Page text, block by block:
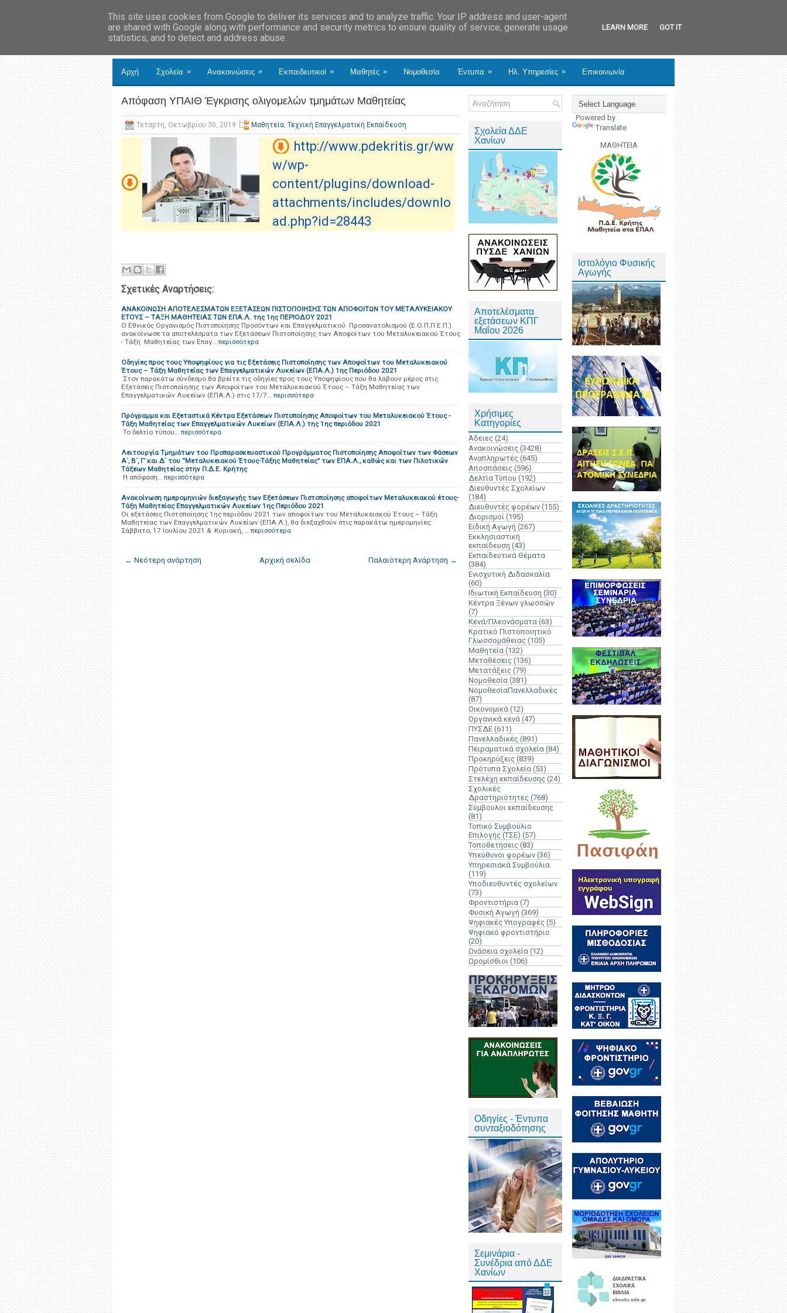
Αρχή Σχολεία » Ανακοινώσεις » Εκπαιδευτικοί » Μαθητές » Νομοθεσία Έντυπα » Ηλ. Υπηρεσίες » Επικοινωνία
Απόφαση ΥΠΑΙΘ Έγκρισης ολιγομελών τμημάτων Μαθητείας
Τετάρτη, Οκτωβρίου 30, 2019 Μαθητεία, Τεχνική Επαγγελματική Εκπαίδευση
http://www.pdekritis.gr/ww
w/wp-
content/plugins/download-
attachments/includes/downlo
ad.php?id=28443
Σχετικές Αναρτήσεις:
ΑΝΑΚΟΙΝΩΣΗ ΑΠΟΤΕΛΕΣΜΑΤΩΝ ΕΞΕΤΑΣΕΩΝ ΠΙΣΤΟΠΟΙΗΣΗΣ ΤΩΝ ΑΠΟΦΟΙΤΩΝ ΤΟΥ ΜΕΤΑΛΥΚΕΙΑΚΟΥ
ΕΤΟΥΣ – ΤΑΞΗ ΜΑΘΗΤΕΙΑΣ ΤΩΝ ΕΠΑ.Λ. της 1ης ΠΕΡΙΟΔΟΥ 2021
Ο Εθνικός Οργανισμός Πιστοποίησης Προσόντων και Επαγγελματικού Προσανατολισμού (Ε.Ο.Π.Π.Ε.Π.)
ανακοίνωσε τα αποτελέσματα των Εξετάσεων Πιστοποίησης των Αποφοίτων του Μεταλυκειακού Έτους
- Τάξη Μαθητείας των Επαγ… περισσότερα
Οδηγίες προς τους Υποψηφίους για τις Εξετάσεις Πιστοποίησης των Αποφοίτων του Μεταλυκειακού
Έτους – Τάξη Μαθητείας των Επαγγελματικών Λυκείων (ΕΠΑ.Λ.) 1ης Περιόδου 2021
Στον παρακάτω σύνδεσμο θα βρείτε τις οδηγίες προς τους Υποψηφίους που θα λάβουν μέρος στις
Εξετάσεις Πιστοποίησης των Αποφοίτων του Μεταλυκειακού Έτους – Τάξη Μαθητείας των
Επαγγελματικών Λυκείων (ΕΠΑ.Λ.) στις 17/7… περισσότερα
Πρόγραμμα και Εξεταστικά Κέντρα Εξετάσεων Πιστοποίησης Αποφοίτων του Μεταλυκειακού Έτους -
Τάξη Μαθητείας των Επαγγελματικών Λυκείων (ΕΠΑ.Λ.) της 1ης περιόδου 2021
Το δελτίο τύπου… περισσότερα
Λειτουργία Τμημάτων του Προπαρασκευαστικού Προγράμματος Πιστοποίησης Αποφοίτων των Φάσεων
A΄, Β΄, Γ’ και Δ΄ του “Μεταλυκειακού Έτους-Τάξης Μαθητείας” των ΕΠΑ.Λ., καθώς και των Πιλοτικών
Τάξεων Μαθητείας στην Π.Δ.Ε. Κρήτης
H απόφαση… περισσότερα
Ανακοίνωση ημερομηνιών διεξαγωγής των Εξετάσεων Πιστοποίησης αποφοίτων Μεταλυκειακού έτους-
Τάξη Μαθητείας Επαγγελματικών Λυκείων 1ης Περιόδου 2021
Οι εξετάσεις Πιστοποίησης 1ης περιόδου 2021 των αποφοίτων του Μεταλυκειακού Έτους – Τάξη
Μαθητείας των Επαγγελματικών Λυκείων (ΕΠΑ.Λ.), θα διεξαχθούν στις παρακάτω ημερομηνίες:
Σάββατο, 17 Ιουλίου 2021 & Κυριακή, … περισσότερα
← Νεότερη ανάρτηση Παλαιότερη Ανάρτηση →
Αρχική σελίδα
Σχολεία ΔΔΕ
Χανίων
Αποτελέσματα
εξετάσεων ΚΠΓ
Μαΐου 2026
Χρήσιμες
Κατηγορίες
Άδειες (24)
Ανακοινώσεις (3428)
Αναπληρωτές (645)
Αποσπάσεις (596)
Δελτία Τύπου (192)
Διευθυντές Σχολείων
(184)
Διευθυντές φορέων (155)
Διορισμοί (195)
Ειδική Αγωγή (267)
Εκκλησιαστική
εκπαίδευση (43)
Εκπαιδευτικά Θέματα
(384)
Ενισχυτική Διδασκαλία
(60)
Ιδιωτική Εκπαίδευση (30)
Κέντρα Ξένων γλωσσών
(7)
Κενά/Πλεονάσματα (63)
Κρατικό Πιστοποιητικό
Γλωσσομάθειας (105)
Μαθητεία (132)
Μεταθέσεις (136)
Μετατάξεις (79)
Νομοθεσία (381)
ΝομοθεσίαΠανελλαδικές
(87)
Οικονομικά (12)
Οργανικά κενά (47)
ΠΥΣΔΕ (611)
Πανελλαδικές (891)
Πειραματικά σχολεία (84)
Προκηρύξεις (839)
Πρότυπα Σχολεία (53)
Στελέχη εκπαίδευσης (24)
Σχολικές
Δραστηριότητες (768)
Σύμβουλοι εκπαίδευσης
(81)
Τοπικό Συμβούλιο
Επιλογής (ΤΣΕ) (57)
Τοποθετήσεις (83)
Υπεύθυνοι φορέων (36)
Υπηρεσιακά Συμβούλια
(119)
Υποδιευθυντές σχολείων
(73)
Φροντιστήρια (7)
Φυσική Αγωγή (369)
Ψηφιακές Υπογραφές (5)
Ψηφιακό φροντιστήριο
(20)
Ωνάσεια σχολεία (12)
Ωρομίσθιοι (106)
Οδηγίες - Έντυπα
συνταξιοδότησης
Σεμινάρια -
Συνέδρια από ΔΔΕ
Χανίων
Powered by
Translate
ΜΑΘΗΤΕΙΑ
Ιστολόγιο Φυσικής
Αγωγής
This site uses cookies from Google to deliver its services and to analyze traffic. Your IP address and user-agent
are shared with Google along with performance and security metrics to ensure quality of service, generate usage
statistics, and to detect and address abuse.
LEARN MORE GOT IT